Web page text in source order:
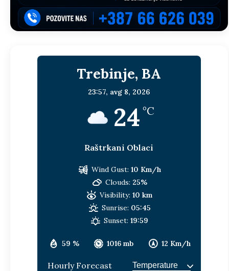
Trebinje, BA
23:57, avg 8, 2026
24 °C
Raštrkani Oblaci
59 % 1016 mb 12 Km/h
Wind Gust: 10 Km/h
Clouds: 25%
Visibility: 10 km
Sunrise: 05:45
Sunset: 19:59
Hourly Forecast